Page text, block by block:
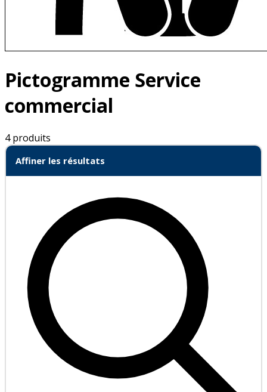
Pictogramme Service
commercial
4 produits
Affiner les résultats